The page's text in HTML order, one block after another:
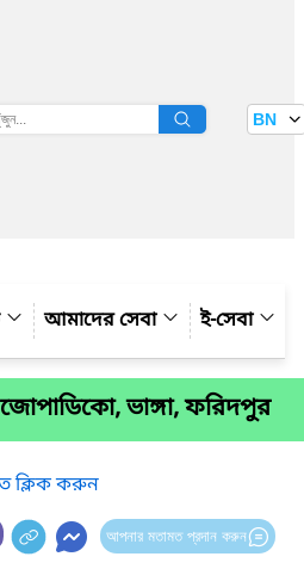
তথ্য বাতায়ন BN
আমাদের সেবা ই-সেবা
ভাঙ্গা, ফরিদপুর
ক্লিক করুন
আপনার মতামত প্রদান করুন